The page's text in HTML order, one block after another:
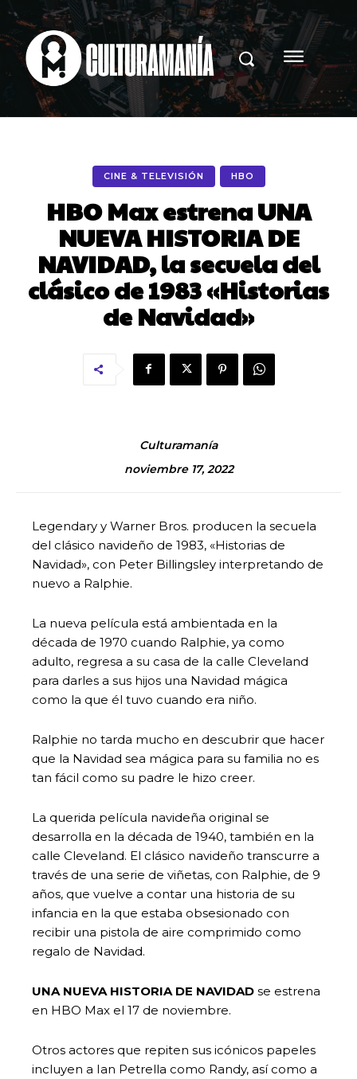
CINE & TELEVISIÓN HBO
HBO Max estrena UNA
NUEVA HISTORIA DE
NAVIDAD, la secuela del
clásico de 1983 «Historias
de Navidad»
Culturamanía
noviembre 17, 2022
Legendary y Warner Bros. producen la secuela
del clásico navideño de 1983, «Historias de
Navidad», con Peter Billingsley interpretando de
nuevo a Ralphie.
La nueva película está ambientada en la
década de 1970 cuando Ralphie, ya como
adulto, regresa a su casa de la calle Cleveland
para darles a sus hijos una Navidad mágica
como la que él tuvo cuando era niño.
Ralphie no tarda mucho en descubrir que hacer
que la Navidad sea mágica para su familia no es
tan fácil como su padre le hizo creer.
La querida película navideña original se
desarrolla en la década de 1940, también en la
calle Cleveland. El clásico navideño transcurre a
través de una serie de viñetas, con Ralphie, de 9
años, que vuelve a contar una historia de su
infancia en la que estaba obsesionado con
recibir una pistola de aire comprimido como
regalo de Navidad.
UNA NUEVA HISTORIA DE NAVIDAD se estrena
en HBO Max el 17 de noviembre.
Otros actores que repiten sus icónicos papeles
incluyen a Ian Petrella como Randy, así como a